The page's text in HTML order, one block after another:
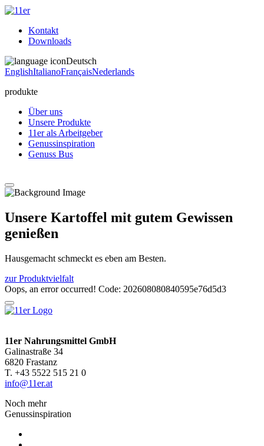
Kontakt
Downloads
Deutsch
EnglishItalianoFrançaisNederlands
produkte
Über uns
Unsere Produkte
11er als Arbeitgeber
Genussinspiration
Genuss Bus
Unsere Kartoffel mit gutem Gewissen
genießen
Hausgemacht schmeckt es eben am Besten.
zur Produktvielfalt
Oops, an error occurred! Code: 202608080840595e76d5d3
11er Nahrungsmittel GmbH
Galinastraße 34
6820 Frastanz
T. +43 5522 515 21 0
info@11er.at
Noch mehr
Genussinspiration